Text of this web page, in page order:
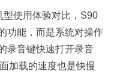
使用体验对比，S90
功能，而是系统对操作
录音键快速打开录音
加载的速度也是快慢